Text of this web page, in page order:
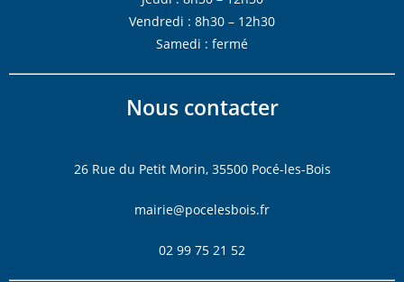
Vendredi : 8h30 – 12h30
Samedi : fermé
Nous contacter
26 Rue du Petit Morin, 35500 Pocé-les-Bois
mairie@pocelesbois.fr
02 99 75 21 52